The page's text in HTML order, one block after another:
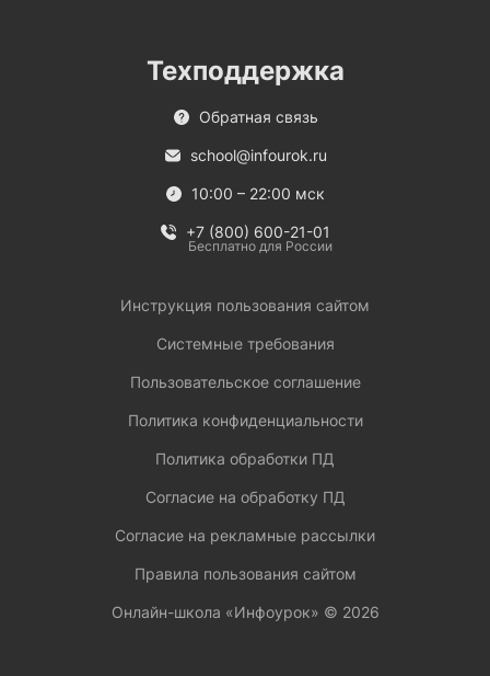
Техподдержка
Обратная связь
school@infourok.ru
10:00 – 22:00 мск
+7 (800) 600-21-01
Бесплатно для России
Инструкция пользования сайтом
Системные требования
Пользовательское соглашение
Политика конфиденциальности
Политика обработки ПД
Согласие на обработку ПД
Согласие на рекламные рассылки
Правила пользования сайтом
Онлайн-школа «Инфоурок» © 2026